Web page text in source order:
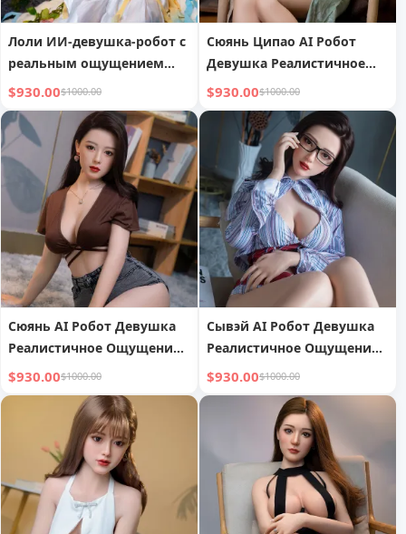
Лоли ИИ-девушка-робот с
реальным ощущением
руки
$930.00$1000.00
Сюянь Ципао AI Робот
Девушка Реалистичное
Ощущение Руки
$930.00$1000.00
Сюянь AI Робот Девушка
Реалистичное Ощущение
Руки
$930.00$1000.00
Сывэй AI Робот Девушка
Реалистичное Ощущение
Руки
$930.00$1000.00